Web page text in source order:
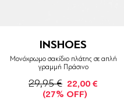
INSHOES
Μονόχρωμο σακίδιο πλάτης σε απλή
γραμμή Πράσινο
29,95 € 22,00 €
(27% OFF)